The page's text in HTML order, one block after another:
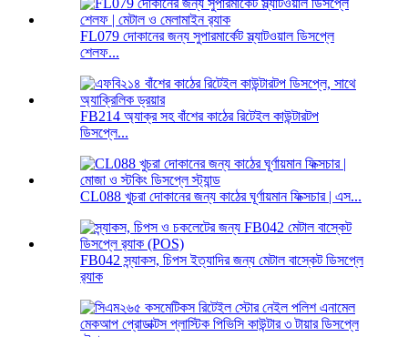
FL079 দোকানের জন্য সুপারমার্কেট স্ল্যাটওয়াল ডিসপ্লে
শেলফ...
FB214 অ্যাক্র সহ বাঁশের কাঠের রিটেইল কাউন্টারটপ
ডিসপ্লে...
CL088 খুচরা দোকানের জন্য কাঠের ঘূর্ণায়মান ফিক্সচার | এস...
FB042 স্ন্যাকস, চিপস ইত্যাদির জন্য মেটাল বাস্কেট ডিসপ্লে
র‍্যাক